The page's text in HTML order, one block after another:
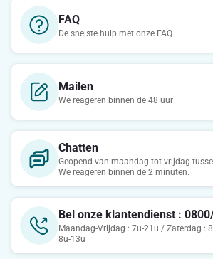
FAQ
De snelste hulp met onze FAQ
Mailen
We reageren binnen de 48 uur
Chatten
Geopend van maandag tot vrijdag
We reageren binnen de 2 minuten.
Bel onze klantendienst :
Maandag-Vrijdag : 7u-21u / Zaterdag :
8u-13u